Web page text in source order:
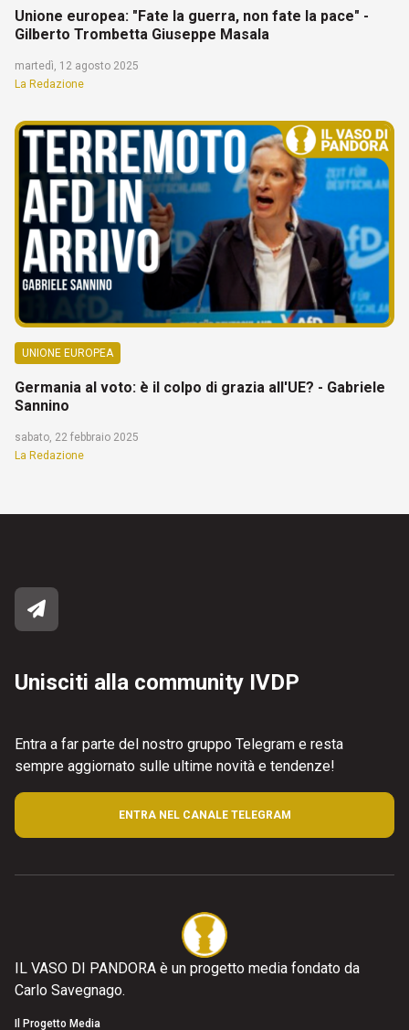
Unione europea: "Fate la guerra, non fate la pace" -
Gilberto Trombetta Giuseppe Masala
martedì, 12 agosto 2025
La Redazione
UNIONE EUROPEA
Germania al voto: è il colpo di grazia all'UE? - Gabriele
Sannino
sabato, 22 febbraio 2025
La Redazione
Unisciti alla community IVDP
Entra a far parte del nostro gruppo Telegram e resta
sempre aggiornato sulle ultime novità e tendenze!
ENTRA NEL CANALE TELEGRAM
IL VASO DI PANDORA è un progetto media fondato da
Carlo Savegnago.
Il Progetto Media